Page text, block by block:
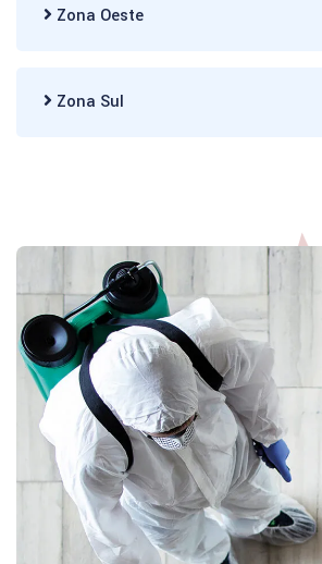
Zona Oeste
Zona Sul